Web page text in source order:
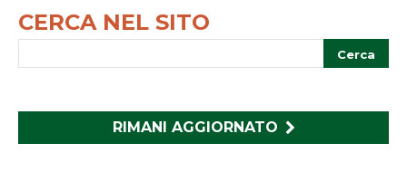
CERCA NEL SITO
RIMANI AGGIORNATO